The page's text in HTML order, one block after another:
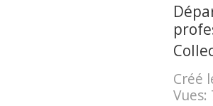
Créé
Vues: